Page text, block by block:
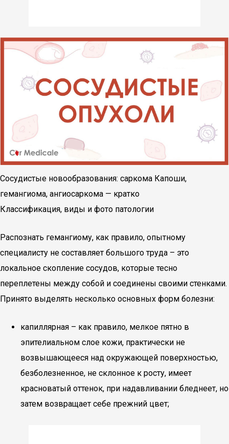
Сосудистые новообразования: саркома Капоши,
гемангиома, ангиосаркома — кратко
Классификация, виды и фото патологии
Распознать гемангиому, как правило, опытному
специалисту не составляет большого труда – это
локальное скопление сосудов, которые тесно
переплетены между собой и соединены своими стенками.
Принято выделять несколько основных форм болезни:
капиллярная – как правило, мелкое пятно в
эпителиальном слое кожи, практически не
возвышающееся над окружающей поверхностью,
безболезненное, не склонное к росту, имеет
красноватый оттенок, при надавливании бледнеет, но
затем возвращает себе прежний цвет;